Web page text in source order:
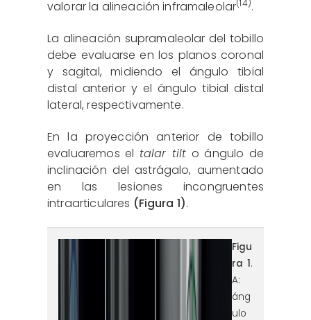
valorar la alineación inframaleolar(14).
La alineación supramaleolar del tobillo
debe evaluarse en los planos coronal
y sagital, midiendo el ángulo tibial
distal anterior y el ángulo tibial distal
lateral, respectivamente.
En la proyección anterior de tobillo
evaluaremos el talar tilt o ángulo de
inclinación del astrágalo, aumentado
en las lesiones incongruentes
intraarticulares (Figura 1).
reaca.32284.fs2505013-
figura1.png
Figu
ra 1.
A:
áng
ulo